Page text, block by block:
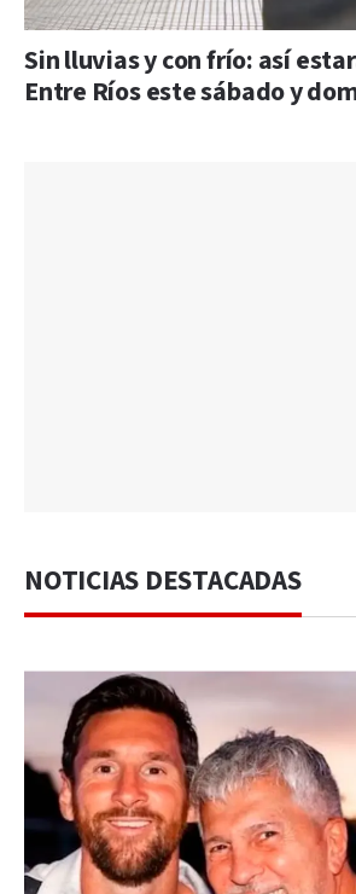
Sin lluvias y con frío: así
Entre Ríos este sábado y
NOTICIAS DESTACADAS